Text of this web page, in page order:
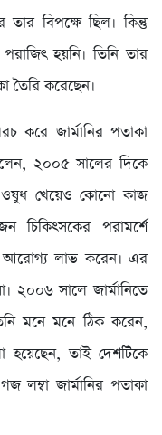
বিপক্ষে ছিল। কিন্তু
হয়নি। তিনি তার
তৈরি করেছেন।
করে জার্মানির পতাকা
২০০৫ সালের দিকে
ওষুধ খেয়েও কোনো কাজ
চিকিৎসকের পরামর্শে
আরোগ্য লাভ করেন। এর
২০০৬ সালে জার্মানিতে
মনে মনে ঠিক করেন,
হয়েছেন, তাই দেশটিকে
লম্বা জার্মানির পতাকা